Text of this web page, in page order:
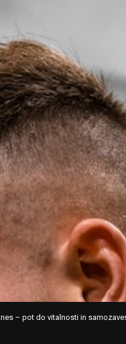
– pot do vitalnosti in